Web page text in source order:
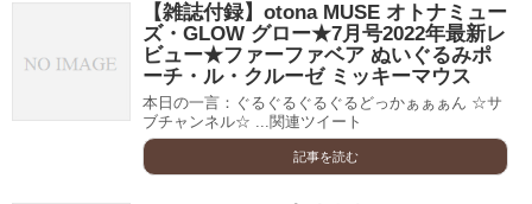
【雑誌付録】otona MUSE オトナミュー
ズ・GLOW グロー★7月号2022年最新レ
ビュー★ファーファベア ぬいぐるみポ
ーチ・ル・クルーゼ ミッキーマウス
本日の一言：ぐるぐるぐるぐるどっかぁぁぁん ☆サ
ブチャンネル☆ ...関連ツイート
記事を読む